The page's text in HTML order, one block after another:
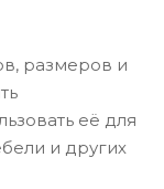
размеров и
её для
и других